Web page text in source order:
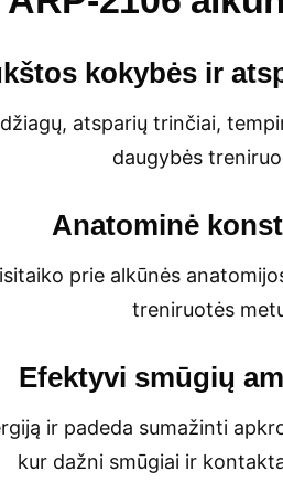
kokybės ir
atsparių trinčiai,
daugybės
Anatominė
prie alkūnės
treniruotės
Efektyvi smūgių
ir padeda sumažinti
kur dažni smūgiai ir